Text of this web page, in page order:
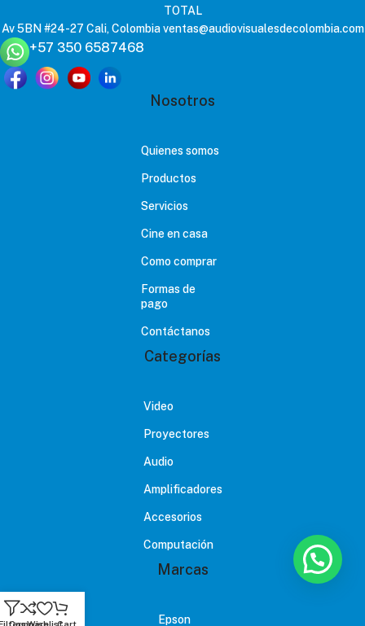
TOTAL
Av 5BN #24-27 Cali, Colombiaventas@audiovisualesdecolombia.com
+57 350 6587468
Nosotros
Quienes somos
Productos
Servicios
Cine en casa
Como comprar
Formas de
pago
Contáctanos
Categorías
Video
Proyectores
Audio
Amplificadores
Accesorios
Computación
Marcas
Epson